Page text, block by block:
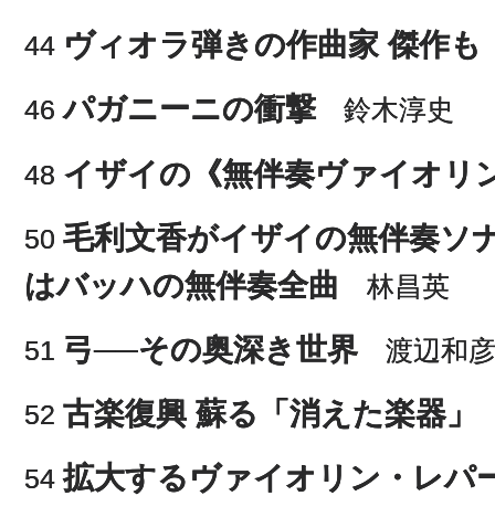
44 ヴィオラ弾きの作曲家 傑作も
46パガニーニの衝撃 鈴木淳史
48 イザイの《無伴奏ヴァイオリ
50 毛利文香がイザイの無伴奏ソ
はバッハの無伴奏全曲 林昌英
51 弓──その奥深き世界 渡辺和彦
52 古楽復興 蘇る「消えた楽器」
54拡大するヴァイオリン・レパ